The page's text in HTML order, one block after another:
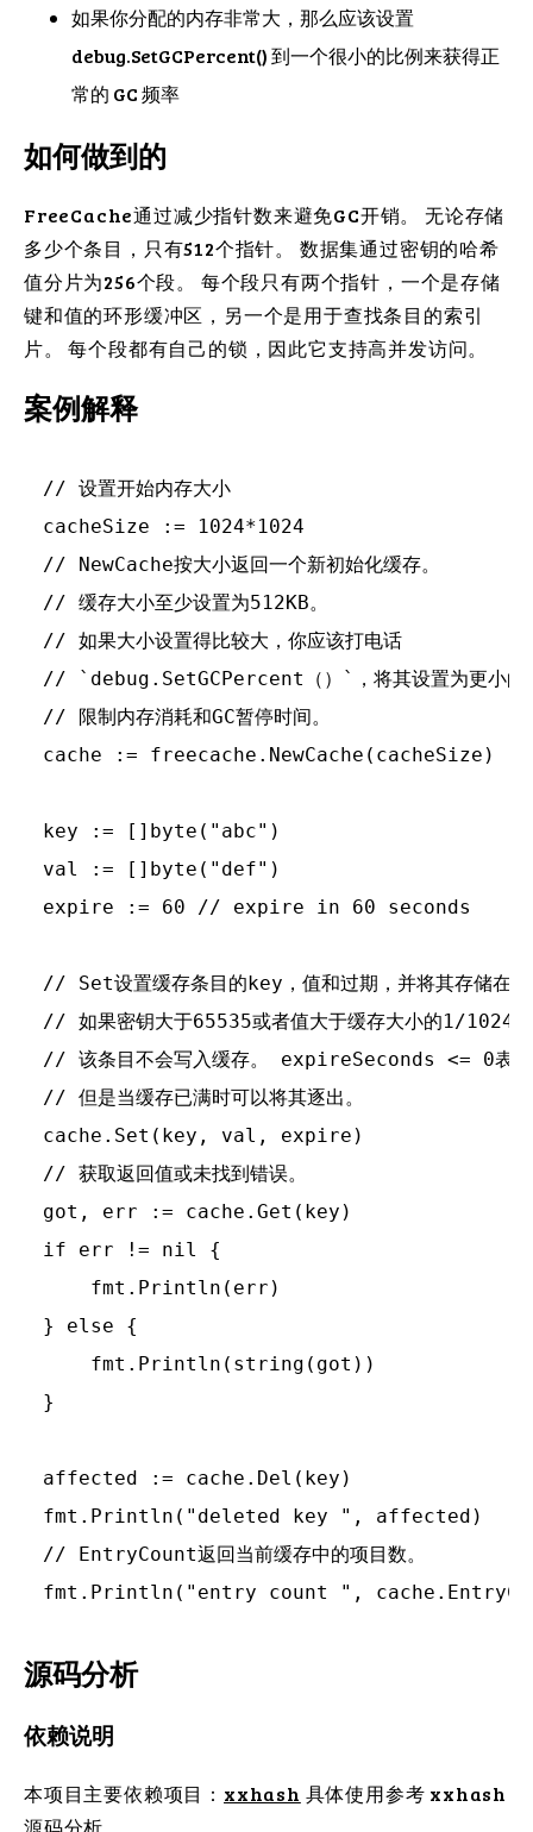
如果你分配的内存非常大，那么应该设置
debug.SetGCPercent() 到一个很小的比例来获得正
常的 GC 频率
如何做到的
FreeCache通过减少指针数来避免GC开销。 无论存储
多少个条目，只有512个指针。 数据集通过密钥的哈希
值分片为256个段。 每个段只有两个指针，一个是存储
键和值的环形缓冲区，另一个是用于查找条目的索引
片。 每个段都有自己的锁，因此它支持高并发访问。
案例解释
// 设置开始内存大小
cacheSize := 1024*1024
// NewCache按大小返回一个新初始化缓存。
// 缓存大小至少设置为512KB。
// 如果大小设置得比较大，你应该打电话
// `debug.SetGCPercent（）`，将其设置为更小的
// 限制内存消耗和GC暂停时间。
cache := freecache.NewCache(cacheSize)
key := []byte("abc")
val := []byte("def")
expire := 60 // expire in 60 seconds
// Set设置缓存条目的key，值和过期，并将其存储在缓
// 如果密钥大于65535或者值大于缓存大小的1/1024，
// 该条目不会写入缓存。 expireSeconds <= 0表示
// 但是当缓存已满时可以将其逐出。
cache.Set(key, val, expire)
// 获取返回值或未找到错误。
got, err := cache.Get(key)
if err != nil {
    fmt.Println(err)
} else {
    fmt.Println(string(got))
}
affected := cache.Del(key)
fmt.Println("deleted key ", affected)
// EntryCount返回当前缓存中的项目数。
源码分析
依赖说明
本项目主要依赖项目： xxhash 具体使用参考 xxhash
源码分析